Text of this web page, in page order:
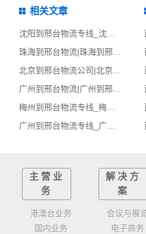
相关文章
沈阳到邢台物流专线_沈阳到邢台物流公司_沈阳至邢台物流货运专线
珠海到邢台物流|珠海到邢台货运专线
北京到邢台物流公司|北京至邢台货运公司
广州到邢台物流|广州到邢台货运专线
梅州到邢台物流专线_梅州到邢台物流公司_梅州至邢台物流货运专线
广州到邢台物流专线_广州到邢台物流公司_广州至邢台物流货运专线
主营业
务
港澳台业务
国内业务
解决方
案
会议与展
电子商务